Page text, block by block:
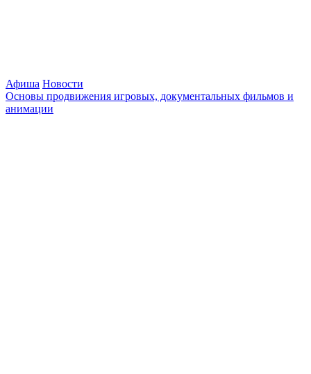
Афиша Новости
Основы продвижения игровых, документальных фильмов и
анимации